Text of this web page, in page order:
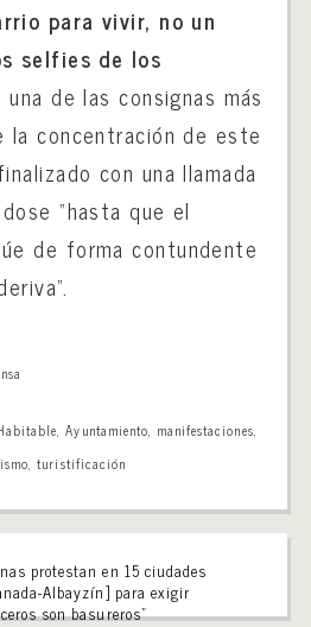
para vivir, no un
selfies de los
de las consignas más
la concentración de este
con una llamada
“hasta que el
de forma contundente
,Ayuntamiento manifestaciones
,turistificación
protestan en 15 ciudades
Albayzín] para exigir
son basureros”